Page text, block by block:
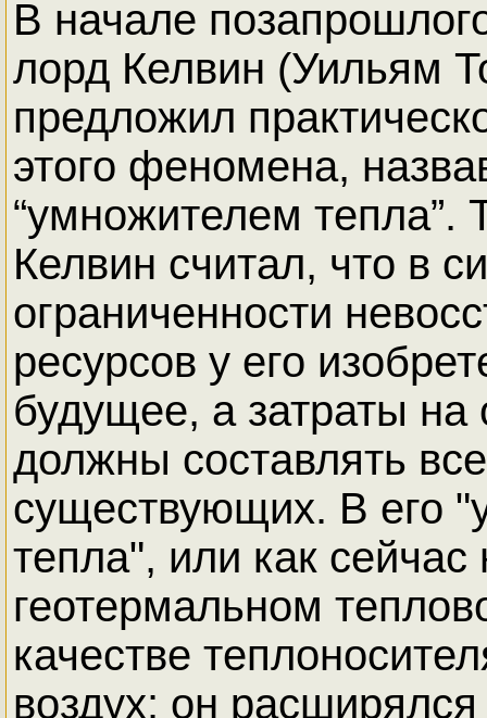
В начале
лорд Келвин (Уильям
предложил
этого феномена,
“умножителем тепла”.
Келвин считал, что в
ограниченности
ресурсов у его
будущее, а затраты на
должны составлять
существующих. В его
тепла", или как сейчас
геотермальном
качестве
воздух: он